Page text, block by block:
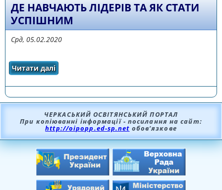
ДЕ НАВЧАЮТЬ ЛІДЕРІВ ТА ЯК СТАТИ
УСПІШНИМ
Срд, 05.02.2020
Читати далі
ЧЕРКАСЬКИЙ ОСВІТЯНСЬКИЙ ПОРТАЛ
При копіюванні інформації - посилання на сайт:
http://oipopp.ed-sp.net обов’язкове